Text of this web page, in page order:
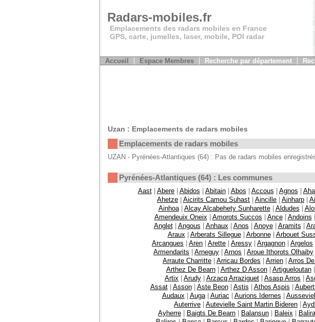
Radars-mobiles.fr
Emplacements des radars mobiles en France
GPS, carte, jumelles, laser, mobile, POI radar
Accueil Espace Membres Recherche par département
Uzan : Emplacements de radars mobiles
Emplacements de radars mobiles
UZAN - Pyrénées-Atlantiques (64) : Pas de radars mobiles
Pyrénées-Atlantiques (64) : Les communes
Aast| Abere| Abidos | Abitain| Abos | Accous | Agnos |
Ahetze | Aicirits Camou Suhast | Aincille | Ainharp |
Ainhoa| Alcay Alcabehety Sunharette| Aldudes |
Amendeuix Oneix | Amorots Succos | Ance| Andoins |
Anglet| Angous | Anhaux | Anos | Anoye| Aramits |
Araux | Arberats Sillegue| Arbonne| Arbouet
Arcangues | Aren | Arette | Aressy | Argagnon | Argelos
Armendarits | Arneguy | Arnos | Aroue Ithorots Olhaiby
Arraute Charritte | Arricau Bordes | Arrien | Arros
Arthez De Bearn| Arthez D Asson| Artigueloutan|
Artix | Arudy | Arzacq Arraziguet | Asasp Arros |
Assat| Asson| Aste Beon| Astis | Athos Aspis |
Audaux | Auga| Auriac | Aurions Idernes |
Auterrive | Autevielle Saint Martin Bideren |
Ayherre | Baigts De Bearn | Balansun | Baleix |